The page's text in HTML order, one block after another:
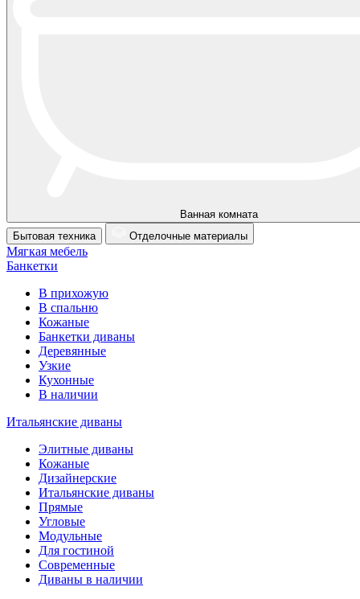
Ванная комната
Бытовая техника
Отделочные материалы
Мягкая мебель
Банкетки
В прихожую
В спальню
Кожаные
Банкетки диваны
Деревянные
Узкие
Кухонные
В наличии
Итальянские диваны
Элитные диваны
Кожаные
Дизайнерские
Итальянские диваны
Прямые
Угловые
Модульные
Для гостиной
Современные
Диваны в наличии